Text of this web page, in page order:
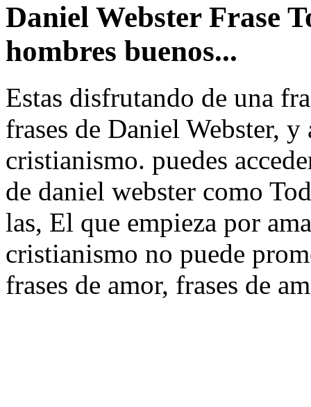
Daniel Webster Frase
hombres buenos...
Estas disfrutando de una
frases de Daniel Webster,
cristianismo. puedes
de daniel webster como
las, El que empieza por
cristianismo no puede
frases de amor, frases de